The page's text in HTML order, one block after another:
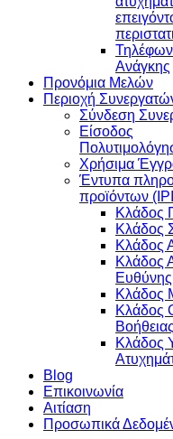
Ανάγκης
Προνόμια Μελών
Περιοχή
Σύνδεση
Είσοδος
Χρήσιμα
Έντυπα
προϊόντων
Κλάδος
Κλάδος
Κλάδος
Κλάδος
Ευθύνης
Κλάδος
Κλάδος
Βοήθειας
Κλάδος
Blog
Επικοινωνία
Αιτίαση
Προσωπικά